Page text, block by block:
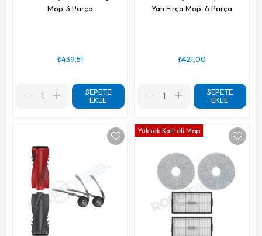
Mop-3 Parça
₺439,51
SEPETE
EKLE
Yan Fırça Mop-6 Parça
₺421,00
SEPETE
EKLE
Yüksek Kaliteli Mop